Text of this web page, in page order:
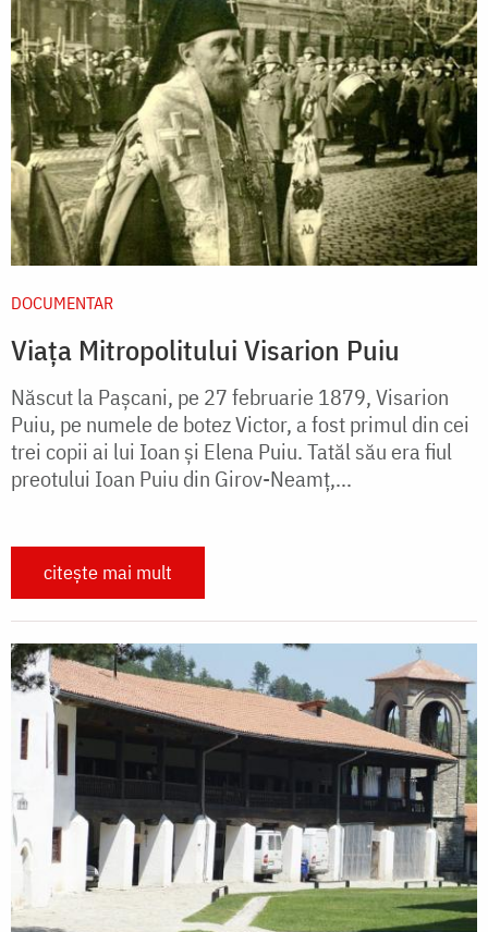
DOCUMENTAR
Viața Mitropolitului Visarion Puiu
Născut la Paşcani, pe 27 februarie 1879, Visarion
Puiu, pe numele de botez Victor, a fost primul din cei
trei copii ai lui Ioan şi Elena Puiu. Tatăl său era fiul
preotului Ioan Puiu din Girov-Neamţ,...
citește mai mult